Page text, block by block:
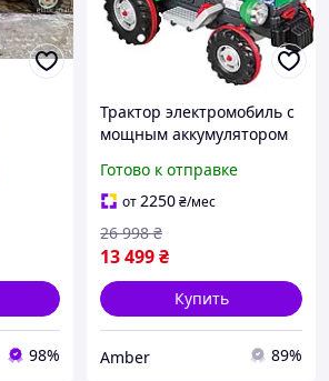
98%
Трактор электромобиль с
мощным аккумулятором
электротрактор на
педалях Зеленый Для
детей от 3 лет
Готово к отправке
от2250₴/мес
13 499₴
26 998 ₴
Купить
Amber 89%